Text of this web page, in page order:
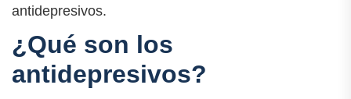
antidepresivos.
¿Qué son los
antidepresivos?